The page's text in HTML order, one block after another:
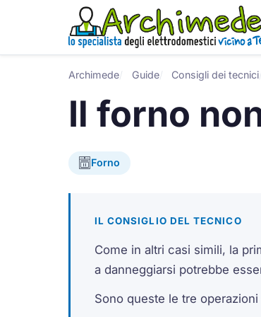
Archimede Guide Consigli dei tecnici
Il forno
Forno
IL CONSIGLIO DEL TECNICO
Come in altri casi simili, la
a danneggiarsi potrebbe
Sono queste le tre